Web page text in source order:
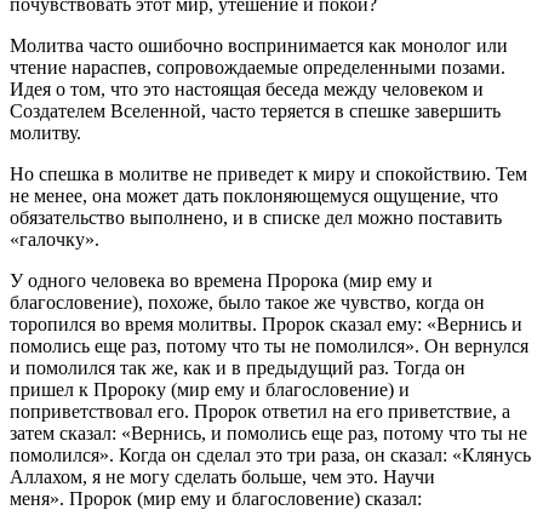
Молитва часто ошибочно воспринимается как монолог или
чтение нараспев, сопровождаемые определенными позами.
Идея о том, что это настоящая беседа между человеком и
Создателем Вселенной, часто теряется в спешке завершить
молитву.
Но спешка в молитве не приведет к миру и спокойствию. Тем
не менее, она может дать поклоняющемуся ощущение, что
обязательство выполнено, и в списке дел можно поставить
«галочку».
У одного человека во времена Пророка (мир ему и
благословение), похоже, было такое же чувство, когда он
торопился во время молитвы. Пророк сказал ему: «Вернись и
помолись еще раз, потому что ты не помолился». Он вернулся
и помолился так же, как и в предыдущий раз. Тогда он
пришел к Пророку (мир ему и благословение) и
поприветствовал его. Пророк ответил на его приветствие, а
затем сказал: «Вернись, и помолись еще раз, потому что ты не
помолился». Когда он сделал это три раза, он сказал: «Клянусь
Аллахом, я не могу сделать больше, чем это. Научи
меня». Пророк (мир ему и благословение) сказал: